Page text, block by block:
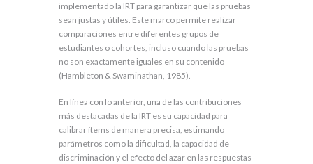
implementado la IRT para garantizar que las pruebas
sean justas y útiles. Este marco permite realizar
comparaciones entre diferentes grupos de
estudiantes o cohortes, incluso cuando las pruebas
no son exactamente iguales en su contenido
(Hambleton & Swaminathan, 1985).
En línea con lo anterior, una de las contribuciones
más destacadas de la IRT es su capacidad para
calibrar ítems de manera precisa, estimando
parámetros como la dificultad, la capacidad de
discriminación y el efecto del azar en las respuestas